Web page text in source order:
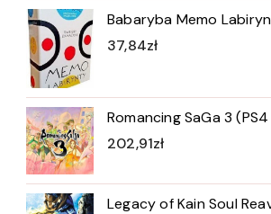
Babaryba Memo
37,84zł
Romancing SaGa 3
202,91zł
Legacy of Kain Soul